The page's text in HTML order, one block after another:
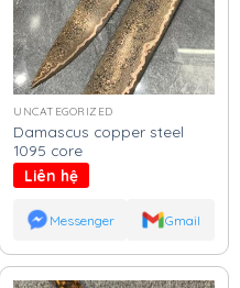
UNCATEGORIZED
Damascus copper steel
1095 core
Liên hệ
Messenger Gmail